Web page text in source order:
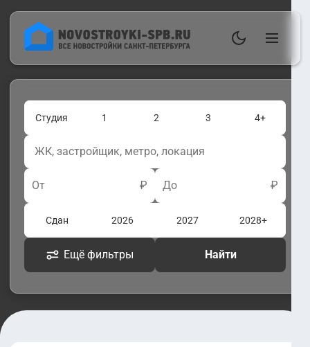
Студия 1 2 3 4+
От ₽ До ₽
Сдан 2026 2027 2028+
Ещё фильтры Найти